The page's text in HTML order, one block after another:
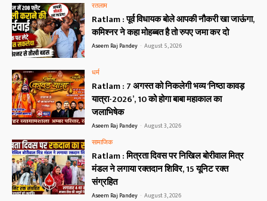
रतलाम
Ratlam : पूर्व विधायक बोले आपकी नौकरी खा जाऊंगा,
कमिश्नर ने कहा मोहब्बत है तो रुपए जमा कर दो
Aseem Raj Pandey - August 5, 2026
धर्म
Ratlam : 7 अगस्त को निकलेगी भव्य ‘निष्ठा कावड़
यात्रा-2026’, 10 को होगा बाबा महाकाल का
जलाभिषेक
Aseem Raj Pandey - August 3, 2026
सामाजिक
Ratlam : मित्रता दिवस पर निखिल बोरीवाल मित्र
मंडल ने लगाया रक्तदान शिविर, 15 यूनिट रक्त
संग्रहित
Aseem Raj Pandey - August 3, 2026